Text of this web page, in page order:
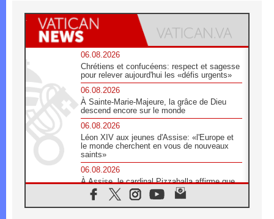
06.08.2026
Chrétiens et confucéens: respect et sagesse
pour relever aujourd'hui les «défis urgents»
06.08.2026
À Sainte-Marie-Majeure, la grâce de Dieu
descend encore sur le monde
06.08.2026
Léon XIV aux jeunes d'Assise: «l'Europe et
le monde cherchent en vous de nouveaux
saints»
06.08.2026
À Assise, le cardinal Pizzaballa affirme que
«les chrétiens veulent la paix»
06.08.2026